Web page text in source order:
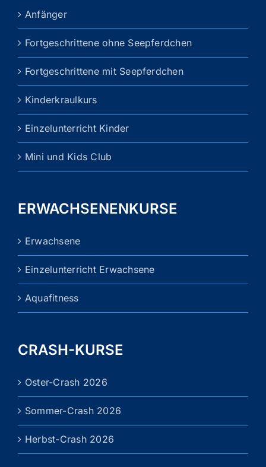
der
Produktseite
gewählt
werden
Anfänger
Fortgeschrittene ohne Seepferdchen
Fortgeschrittene mit Seepferdchen
Kinderkraulkurs
Einzelunterricht Kinder
Mini und Kids Club
ERWACHSENENKURSE
Erwachsene
Einzelunterricht Erwachsene
Aquafitness
CRASH-KURSE
Oster-Crash 2026
Sommer-Crash 2026
Herbst-Crash 2026